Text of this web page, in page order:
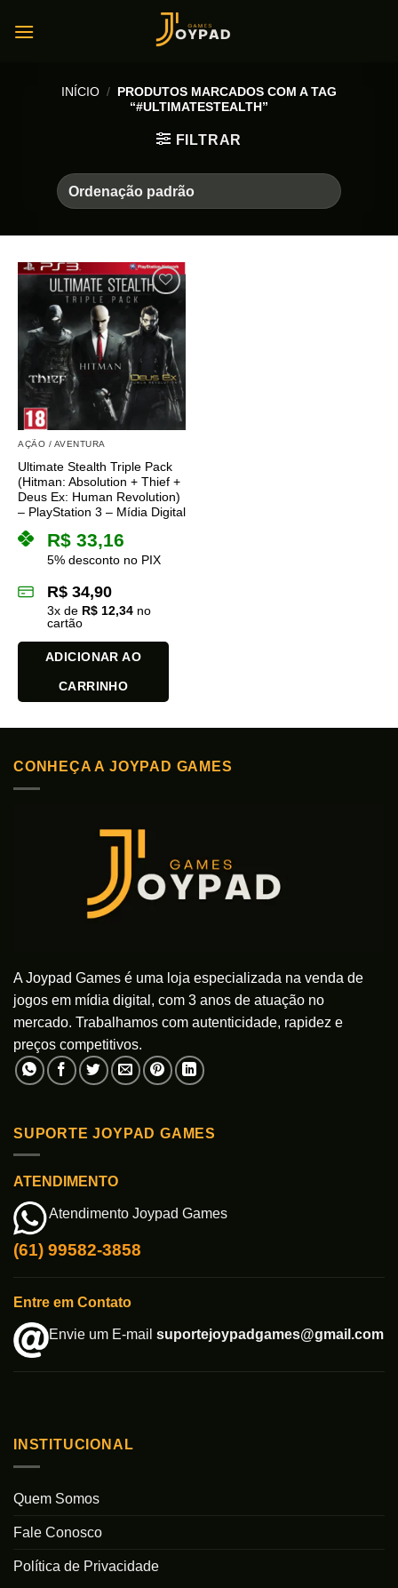
INÍCIO / PRODUTOS MARCADOS COM A TAG
“#ULTIMATESTEALTH”
FILTRAR
AÇÃO / AVENTURA
Ultimate Stealth Triple Pack
(Hitman: Absolution + Thief +
Deus Ex: Human Revolution)
– PlayStation 3 – Mídia Digital
R$ 33,16
5% desconto no PIX
R$ 34,90
3x de R$ 12,34 no
cartão
ADICIONAR AO
CARRINHO
CONHEÇA A JOYPAD GAMES
A Joypad Games é uma loja especializada na venda de
jogos em mídia digital, com 3 anos de atuação no
mercado. Trabalhamos com autenticidade, rapidez e
preços competitivos.
SUPORTE JOYPAD GAMES
ATENDIMENTO
Atendimento Joypad Games
(61) 99582-3858
Entre em Contato
Envie um E-mail suportejoypadgames@gmail.com
INSTITUCIONAL
Quem Somos
Fale Conosco
Política de Privacidade